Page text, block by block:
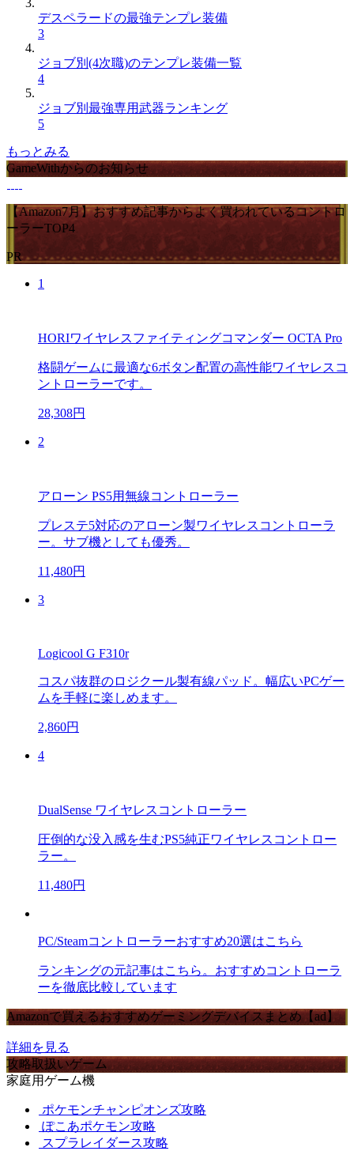
デスペラードの最強テンプレ装備
3
ジョブ別(4次職)のテンプレ装備一覧
4
ジョブ別最強専用武器ランキング
5
もっとみる
GameWithからのお知らせ
【Amazon7月】おすすめ記事からよく買われているコントロ
ーラーTOP4
PR
1
HORIワイヤレスファイティングコマンダー OCTA Pro
格闘ゲームに最適な6ボタン配置の高性能ワイヤレスコ
ントローラーです。
28,308円
2
アローン PS5用無線コントローラー
プレステ5対応のアローン製ワイヤレスコントローラ
ー。サブ機としても優秀。
11,480円
3
Logicool G F310r
コスパ抜群のロジクール製有線パッド。幅広いPCゲー
ムを手軽に楽しめます。
2,860円
4
DualSense ワイヤレスコントローラー
圧倒的な没入感を生むPS5純正ワイヤレスコントロー
ラー。
11,480円
PC/Steamコントローラーおすすめ20選はこちら
ランキングの元記事はこちら。おすすめコントローラ
ーを徹底比較しています
Amazonで買えるおすすめゲーミングデバイスまとめ【ad】
詳細を見る
攻略取扱いゲーム
家庭用ゲーム機
ポケモンチャンピオンズ攻略
ぽこあポケモン攻略
スプラレイダース攻略